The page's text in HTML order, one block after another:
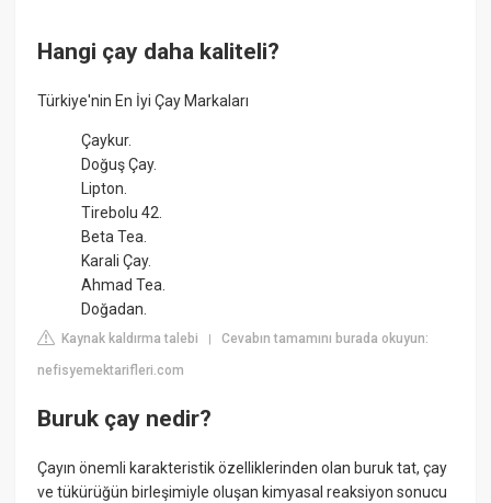
Hangi çay daha kaliteli?
Türkiye'nin En İyi Çay Markaları
Çaykur.
Doğuş Çay.
Lipton.
Tirebolu 42.
Beta Tea.
Karali Çay.
Ahmad Tea.
Doğadan.
Kaynak kaldırma talebi |Cevabın tamamını burada okuyun:
nefisyemektarifleri.com
Buruk çay nedir?
Çayın önemli karakteristik özelliklerinden olan buruk tat, çay
ve tükürüğün birleşimiyle oluşan kimyasal reaksiyon sonucu